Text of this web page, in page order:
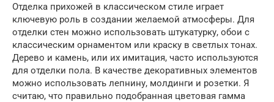
Отделка прихожей в классическом стиле играет
ключевую роль в создании желаемой атмосферы. Для
отделки стен можно использовать штукатурку, обои с
классическим орнаментом или краску в светлых тонах.
Дерево и камень, или их имитация, часто используются
для отделки пола. В качестве декоративных элементов
можно использовать лепнину, молдинги и розетки. Я
считаю, что правильно подобранная цветовая гамма